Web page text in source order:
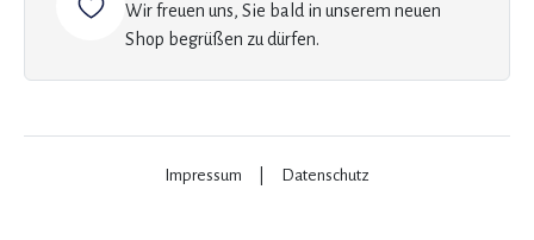
Wir freuen uns, Sie bald in unserem neuen
Shop begrüßen zu dürfen.
Impressum Datenschutz